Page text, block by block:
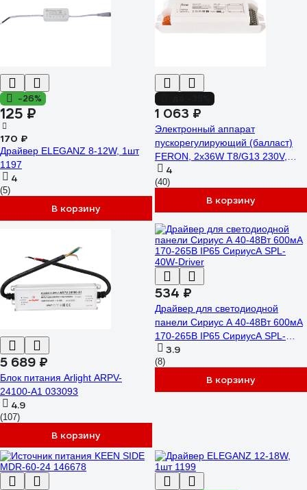
-26%
125 ₽
170 ₽
Драйвер ELEGANZ 8-12W, 1шт
1197
4
(5)
В корзину
1 063 ₽
Электронный аппарат
пускорегулирующий (балласт)
FERON, 2х36W T8/G13 230V,
EB52 21524
4
(40)
В корзину
5 689 ₽
Блок питания Arlight ARPV-
24100-A1 033093
4.9
(107)
В корзину
534 ₽
Драйвер для светодиодной
панели Сириус А 40-48Вт 600мА
170-265В IP65 СириусА SPL-
40W-Driver
3.9
(8)
В корзину